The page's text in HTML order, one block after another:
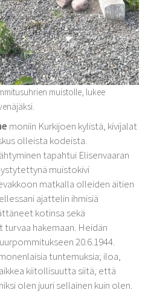
muistolle, lukee
moniin Kurkijoen kylistä, kivijalat
olleista kodeista.
tapahtui Elisenvaaran
muistokivi
matkalla olleiden äitien
ajattelin ihmisiä
kotinsa sekä
turvaa hakemaan. Heidän
20.6.1944.
tuntemuksia; iloa,
kiitollisuutta siitä, että
olen juuri sellainen kuin olen.